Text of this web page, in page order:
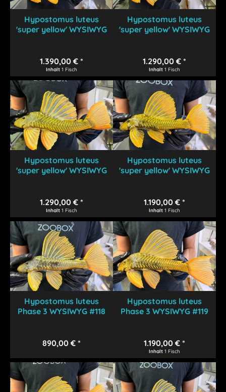
Hypostomus luteus
'super yellow' WYSIWYG
1.390,00 € *
Inhalt1 Fisch
Hypostomus luteus
'super yellow' WYSIWYG
1.290,00 € *
Inhalt1 Fisch
Hypostomus luteus
'super yellow' WYSIWYG
1.290,00 € *
Inhalt1 Fisch
Hypostomus luteus
'super yellow' WYSIWYG
1.190,00 € *
Inhalt1 Fisch
Hypostomus luteus
Phase 3 WYSIWYG #118
890,00 € *
Hypostomus luteus
Phase 3 WYSIWYG #119
1.190,00 € *
Inhalt1 Fisch